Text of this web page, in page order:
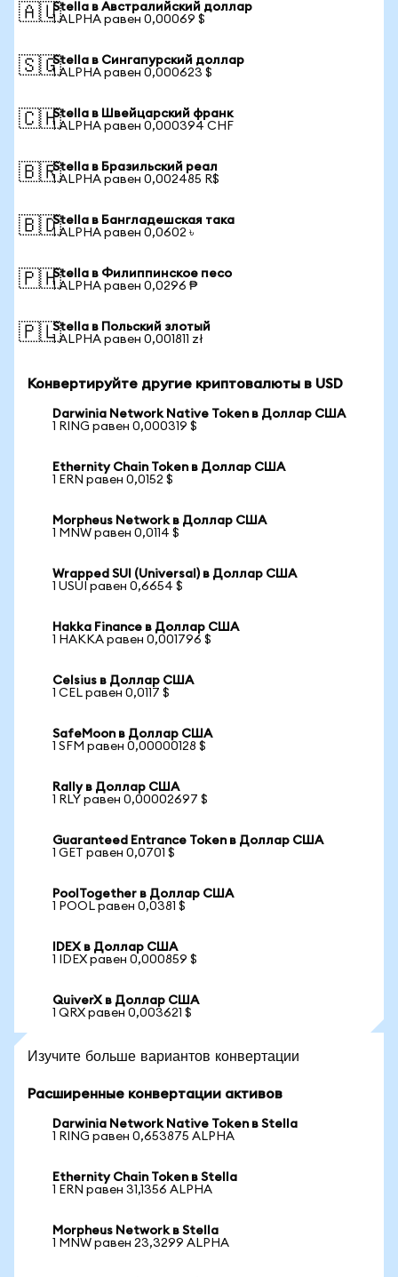
🇦🇺Stella в Австралийский доллар
1 ALPHA равен 0,00069 $
🇸🇬Stella в Сингапурский доллар
1 ALPHA равен 0,000623 $
🇨🇭Stella в Швейцарский франк
1 ALPHA равен 0,000394 CHF
🇧🇷Stella в Бразильский реал
1 ALPHA равен 0,002485 R$
🇧🇩Stella в Бангладешская така
1 ALPHA равен 0,0602 ৳
🇵🇭Stella в Филиппинское песо
1 ALPHA равен 0,0296 ₱
🇵🇱Stella в Польский злотый
1 ALPHA равен 0,001811 zł
Конвертируйте другие криптовалюты в USD
Darwinia Network Native Token в Доллар США
1 RING равен 0,000319 $
Ethernity Chain Token в Доллар США
1 ERN равен 0,0152 $
Morpheus Network в Доллар США
1 MNW равен 0,0114 $
Wrapped SUI (Universal) в Доллар США
1 USUI равен 0,6654 $
Hakka Finance в Доллар США
1 HAKKA равен 0,001796 $
Celsius в Доллар США
1 CEL равен 0,0117 $
SafeMoon в Доллар США
1 SFM равен 0,00000128 $
Rally в Доллар США
1 RLY равен 0,00002697 $
Guaranteed Entrance Token в Доллар США
1 GET равен 0,0701 $
PoolTogether в Доллар США
1 POOL равен 0,0381 $
IDEX в Доллар США
1 IDEX равен 0,000859 $
QuiverX в Доллар США
1 QRX равен 0,003621 $
Изучите больше вариантов конвертации
Расширенные конвертации активов
Darwinia Network Native Token в Stella
1 RING равен 0,653875 ALPHA
Ethernity Chain Token в Stella
1 ERN равен 31,1356 ALPHA
Morpheus Network в Stella
1 MNW равен 23,3299 ALPHA